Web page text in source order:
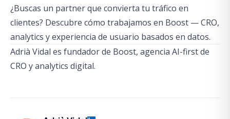
¿Buscas un partner que convierta tu tráfico en
clientes? Descubre cómo trabajamos en Boost — CRO,
analytics y experiencia de usuario basados en datos.
Adrià Vidal es fundador de Boost, agencia AI-first de
CRO y analytics digital.